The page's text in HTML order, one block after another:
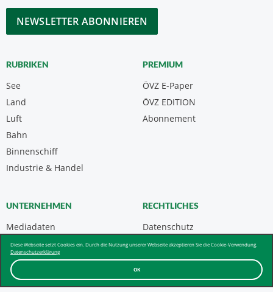
OK
Diese Webseite setzt Cookies ein. Durch die Nutzung unserer Webseite akzeptieren Sie die Cookie-Verwendung.
Datenschutzerklärung
*
CAPTCHA
RUBRIKEN
See
Land
Luft
Bahn
Binnenschiff
Industrie & Handel
PREMIUM
ÖVZ E-Paper
Abonnement
ÖVZ EDITION
UNTERNEHMEN
Mediadaten
Kontakt
Über uns & AGB
RECHTLICHES
Datenschutz
Impressum